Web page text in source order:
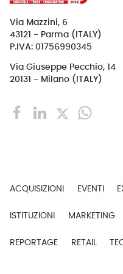
Via Mazzini, 6
43121 - Parma (ITALY)
P.IVA: 01756990345
Via Giuseppe Pecchio, 14
20131 - Milano (ITALY)
ACQUISIZIONI EVENTI
ISTITUZIONI MARKETING
REPORTAGE RETAIL